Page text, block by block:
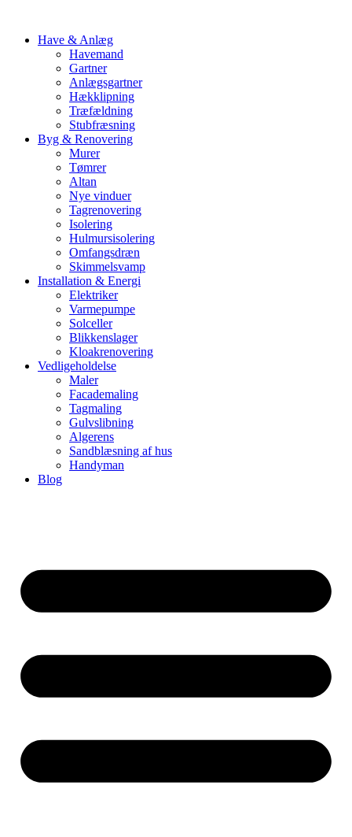
Have & Anlæg
Havemand
Gartner
Anlægsgartner
Hækklipning
Træfældning
Stubfræsning
Byg & Renovering
Murer
Tømrer
Altan
Nye vinduer
Tagrenovering
Isolering
Hulmursisolering
Omfangsdræn
Skimmelsvamp
Installation & Energi
Elektriker
Varmepumpe
Solceller
Blikkenslager
Kloakrenovering
Vedligeholdelse
Maler
Facademaling
Tagmaling
Gulvslibning
Algerens
Sandblæsning af hus
Handyman
Blog